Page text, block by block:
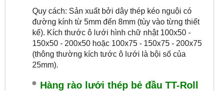
Quy cách: Sản xuất bởi dây thép kéo nguội có
đường kính từ 5mm đến 8mm (tùy vào từng thiết
kế). Kích thước ô lưới hình chữ nhật 100x50 -
150x50 - 200x50 hoặc 100x75 - 150x75 - 200x75
(thông thường kích tước ô lưới là bội số của
25mm).
Hàng rào lưới thép bẻ đầu TT-Roll